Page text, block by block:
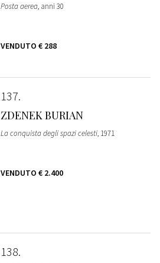
Posta aerea, anni 30
VENDUTO € 288
137
ZDENEK BURIAN
La conquista degli spazi celesti, 1971
VENDUTO € 2.400
138